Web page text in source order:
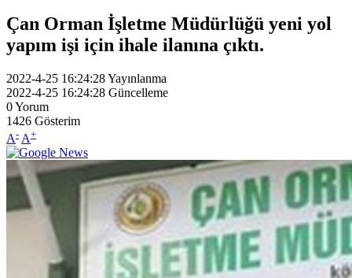
Çan Orman İşletme Müdürlüğü yeni yol
yapım işi için ihale ilanına çıktı.
2022-4-25 16:24:28Yayınlanma
2022-4-25 16:24:28 Güncelleme
0Yorum
1426 Gösterim
A- A+